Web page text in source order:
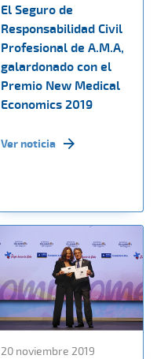
El Seguro de
Responsabilidad Civil
Profesional de A.M.A,
galardonado con el
Premio New Medical
Economics 2019
Ver noticia
20 noviembre 2019